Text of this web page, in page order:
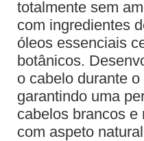
totalmente sem
com ingredientes
óleos essenciais
botânicos.
o cabelo durante
garantindo uma
cabelos brancos
com aspeto